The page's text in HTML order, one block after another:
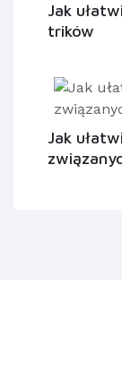
Jak
trików
Jak